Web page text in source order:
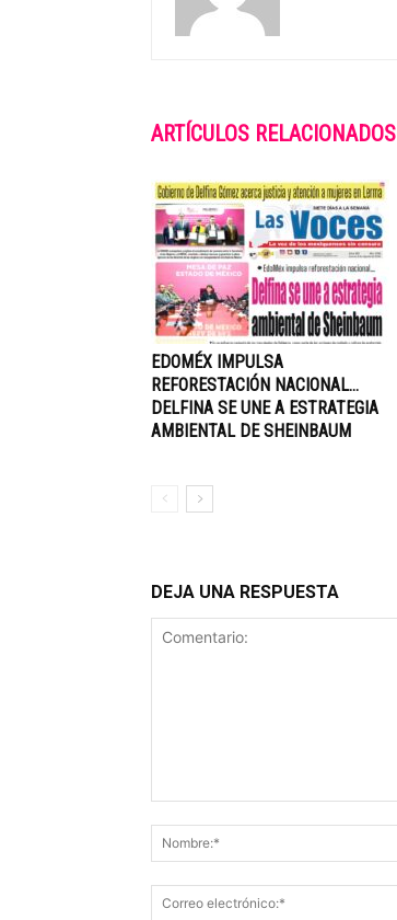
ARTÍCULOS RELACIONADOS
EDOMÉX IMPULSA
REFORESTACIÓN NACIONAL…
DELFINA SE UNE A ESTRATEGIA
AMBIENTAL DE SHEINBAUM
DEJA UNA RESPUESTA